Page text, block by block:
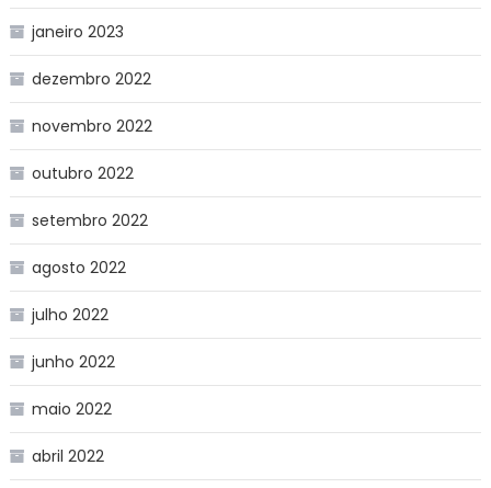
janeiro 2023
dezembro 2022
novembro 2022
outubro 2022
setembro 2022
agosto 2022
julho 2022
junho 2022
maio 2022
abril 2022